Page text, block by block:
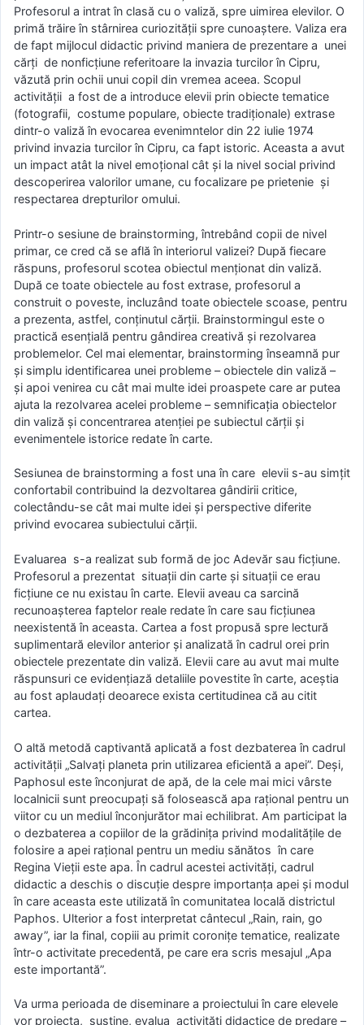
Profesorul a intrat în clasă cu o valiză, spre uimirea elevilor. O
primă trăire în stârnirea curiozității spre cunoaștere. Valiza era
de fapt mijlocul didactic privind maniera de prezentare a unei
cărți de nonficțiune referitoare la invazia turcilor în Cipru,
văzută prin ochii unui copil din vremea aceea. Scopul
activității a fost de a introduce elevii prin obiecte tematice
(fotografii, costume populare, obiecte tradiționale) extrase
dintr-o valiză în evocarea evenimntelor din 22 iulie 1974
privind invazia turcilor în Cipru, ca fapt istoric. Aceasta a avut
un impact atât la nivel emoțional cât și la nivel social privind
descoperirea valorilor umane, cu focalizare pe prietenie și
respectarea drepturilor omului.
Printr-o sesiune de brainstorming, întrebând copii de nivel
primar, ce cred că se află în interiorul valizei? După fiecare
răspuns, profesorul scotea obiectul menționat din valiză.
După ce toate obiectele au fost extrase, profesorul a
construit o poveste, incluzând toate obiectele scoase, pentru
a prezenta, astfel, conținutul cărții. Brainstormingul este o
practică esențială pentru gândirea creativă și rezolvarea
problemelor. Cel mai elementar, brainstorming înseamnă pur
și simplu identificarea unei probleme – obiectele din valiză –
și apoi venirea cu cât mai multe idei proaspete care ar putea
ajuta la rezolvarea acelei probleme – semnificația obiectelor
din valiză și concentrarea atenției pe subiectul cărții și
evenimentele istorice redate în carte.
Sesiunea de brainstorming a fost una în care elevii s-au simțit
confortabil contribuind la dezvoltarea gândirii critice,
colectându-se cât mai multe idei și perspective diferite
privind evocarea subiectului cărții.
Evaluarea s-a realizat sub formă de joc Adevăr sau ficțiune.
Profesorul a prezentat situații din carte și situații ce erau
ficțiune ce nu existau în carte. Elevii aveau ca sarcină
recunoașterea faptelor reale redate în care sau ficțiunea
neexistentă în aceasta. Cartea a fost propusă spre lectură
suplimentară elevilor anterior și analizată în cadrul orei prin
obiectele prezentate din valiză. Elevii care au avut mai multe
răspunsuri ce evidențiază detaliile povestite în carte, aceștia
au fost aplaudați deoarece exista certitudinea că au citit
cartea.
O altă metodă captivantă aplicată a fost dezbaterea în cadrul
activității „Salvați planeta prin utilizarea eficientă a apei”. Deși,
Paphosul este înconjurat de apă, de la cele mai mici vârste
localnicii sunt preocupați să folosească apa rațional pentru un
viitor cu un mediul înconjurător mai echilibrat. Am participat la
o dezbaterea a copiilor de la grădinița privind modalitățile de
folosire a apei rațional pentru un mediu sănătos în care
Regina Vieții este apa. În cadrul acestei activități, cadrul
didactic a deschis o discuție despre importanța apei și modul
în care aceasta este utilizată în comunitatea locală districtul
Paphos. Ulterior a fost interpretat cântecul „Rain, rain, go
away”, iar la final, copiii au primit coronițe tematice, realizate
într-o activitate precedentă, pe care era scris mesajul „Apa
este importantă”.
Va urma perioada de diseminare a proiectului în care elevele
vor proiecta, susține, evalua activități didactice de predare –